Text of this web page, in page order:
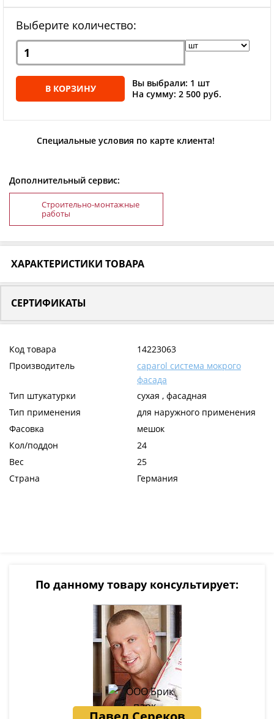
Выберите количество:
В КОРЗИНУ
Вы выбрали: 1 шт
На сумму: 2 500 руб.
Специальные условия по карте клиента!
Дополнительный сервис:
Строительно-монтажные
работы
ХАРАКТЕРИСТИКИ ТОВАРА
СЕРТИФИКАТЫ
Код товара
14223063
Производитель
caparol система мокрого
фасада
Тип штукатурки
сухая , фасадная
Тип применения
для наружного применения
Фасовка
мешок
Кол/поддон
24
Вес
25
Страна
Германия
По данному товару консультирует: